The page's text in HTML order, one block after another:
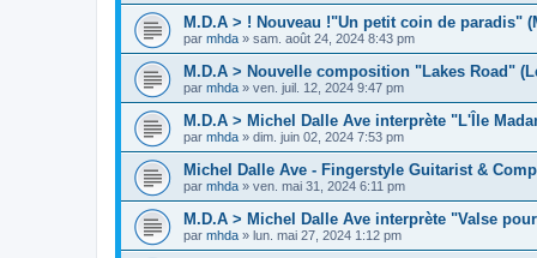
M.D.A > ! Nouveau !"Un petit coin de paradis"
par mhda » sam. août 24, 2024 8:43 pm
M.D.A > Nouvelle composition "Lakes Road"
par mhda » ven. juil. 12, 2024 9:47 pm
M.D.A > Michel Dalle Ave interprète "L'Île
par mhda » dim. juin 02, 2024 7:53 pm
Michel Dalle Ave - Fingerstyle Guitarist &
par mhda » ven. mai 31, 2024 6:11 pm
M.D.A > Michel Dalle Ave interprète "Valse
par mhda » lun. mai 27, 2024 1:12 pm